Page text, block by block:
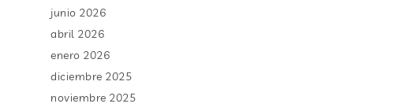
junio 2026
abril 2026
enero 2026
diciembre 2025
noviembre 2025